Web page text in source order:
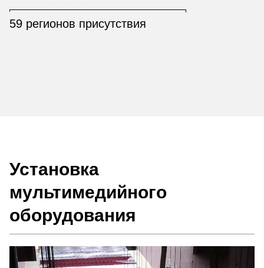
59 регионов присутствия
Установка
мультимедийного
оборудования